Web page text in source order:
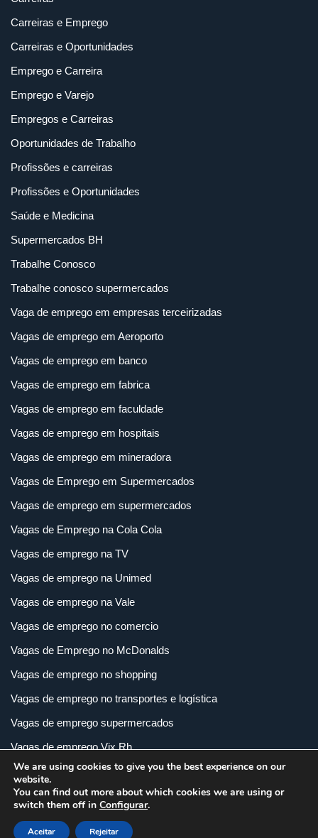
Carreiras e Emprego
Carreiras e Oportunidades
Emprego e Carreira
Emprego e Varejo
Empregos e Carreiras
Oportunidades de Trabalho
Profissões e carreiras
Profissões e Oportunidades
Saúde e Medicina
Supermercados BH
Trabalhe Conosco
Trabalhe conosco supermercados
Vaga de emprego em empresas terceirizadas
Vagas de emprego em Aeroporto
Vagas de emprego em banco
Vagas de emprego em fabrica
Vagas de emprego em faculdade
Vagas de emprego em hospitais
Vagas de emprego em mineradora
Vagas de Emprego em Supermercados
Vagas de emprego em supermercados
Vagas de Emprego na Cola Cola
Vagas de emprego na TV
Vagas de emprego na Unimed
Vagas de emprego na Vale
Vagas de emprego no comercio
Vagas de Emprego no McDonalds
Vagas de emprego no shopping
Vagas de emprego no transportes e logística
Vagas de emprego supermercados
Vagas de emprego Vix Rh
Vagas de empregos em imobiliária
Vagas de empregos em loja
Vagas de empregos na indústria
We are using cookies to give you the best experience on our
website.
You can find out more about which cookies we are using or
switch them off in Configurar.
Aceitar Rejeitar